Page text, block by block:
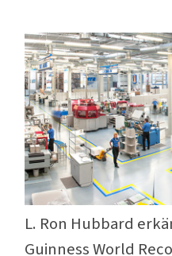
L. Ron Hubbard
Guinness World